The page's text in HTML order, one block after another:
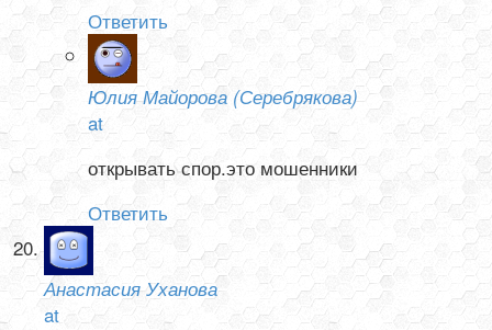
Ответить
Юлия Майорова (Серебрякова)
at
открывать спор.это мошенники
Ответить
Анастасия Уханова
at